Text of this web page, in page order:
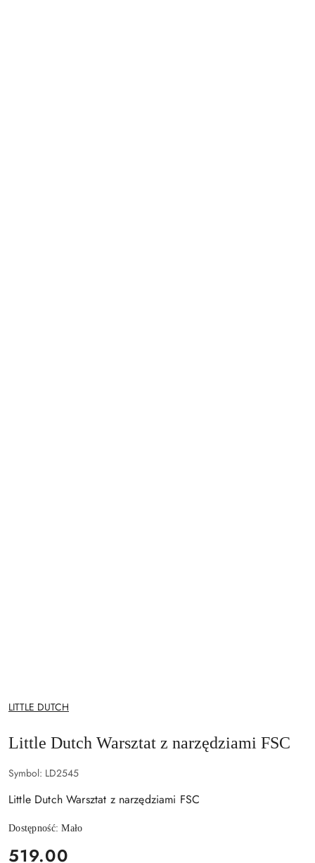
NAZWA
PRODUCENTA:
LITTLE DUTCH
Little Dutch Warsztat z narzędziami FSC
Symbol: LD2545
Little Dutch Warsztat z narzędziami FSC
Dostępność:Mało
cena:
519.00